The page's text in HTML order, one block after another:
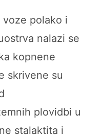
polako i
nalazi se
kopnene
skrivene su
plovidbi u
stalaktita i